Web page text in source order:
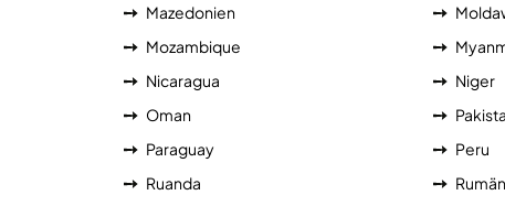
Mazedonien
Mozambique
Nicaragua
Niger
Oman
Paraguay
Peru
Ruanda